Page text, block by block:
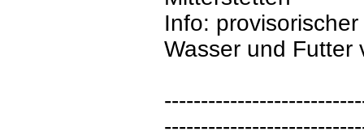
Info:
Wasser und Futter